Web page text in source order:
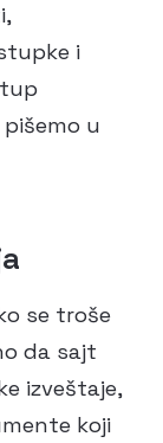
i
u
se troše
da sajt
izveštaje,
koji